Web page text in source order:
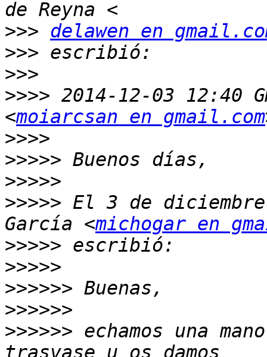
>>> delawen en
>>>
>>>
>>>> 2014-12-03 12:40
<moiarcsan en gmail.com
>>>>
>>>>>
>>>>>
>>>>> El 3 de
García <michogar en
>>>>>
>>>>>
>>>>>>
>>>>>>
>>>>>> echamos una